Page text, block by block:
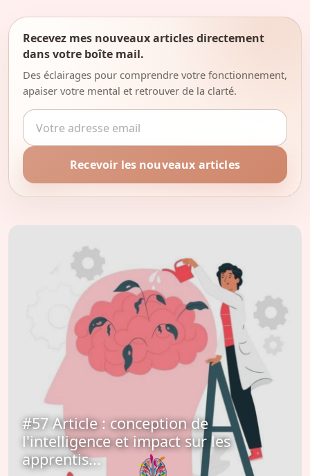
Recevez mes nouveaux articles directement
dans votre boîte mail.
Des éclairages pour comprendre votre fonctionnement,
apaiser votre mental et retrouver de la clarté.
Adresse email
Recevoir les nouveaux articles
#57 Article : conception de
l'intelligence et impact sur les
apprentis...